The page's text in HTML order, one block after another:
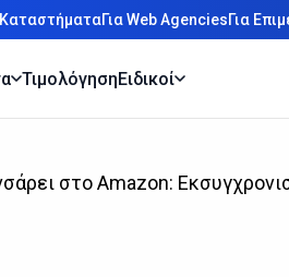
ΚαταστήματαΓια Web AgenciesΓια
ΤιμολόγησηΕιδικοί
στο Amazon: